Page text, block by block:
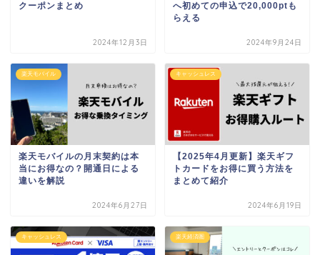
クーポンまとめ
2024年12月3日
へ初めての申込で20,000ptも
らえる
2024年9月24日
楽天モバイル
楽天モバイルの月末契約は本
当にお得なの？開通日による
違いを解説
2024年6月27日
キャッシュレス
【2025年4月更新】楽天ギフ
トカードをお得に買う方法を
まとめて紹介
2024年6月19日
キャッシュレス 楽天経済圏